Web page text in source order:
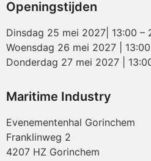
Openingstijden
Dinsdag 25 mei 2027| 13:00 –
Woensdag 26 mei 2027 |
Donderdag 27 mei 2027 |
Maritime Industry
Evenementenhal Gorinchem
Franklinweg 2
4207 HZ Gorinchem